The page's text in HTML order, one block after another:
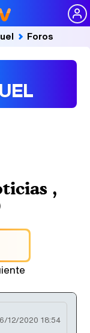
Foros
,
12/2020 18:54